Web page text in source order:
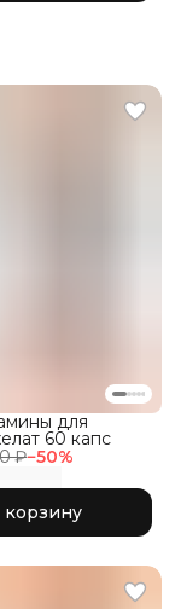
₽−50%
для
60 капс
корзину